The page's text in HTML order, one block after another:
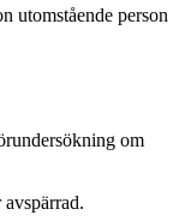
utomstående person
om